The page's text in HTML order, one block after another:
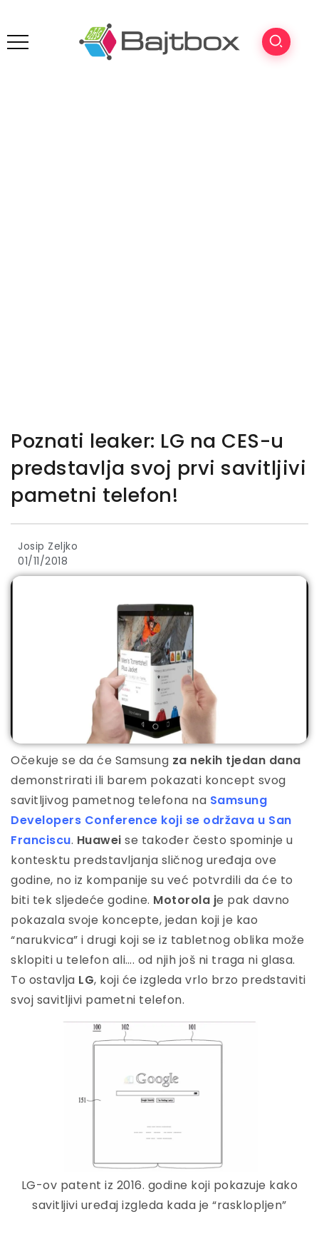
Poznati leaker: LG na CES-u
predstavlja svoj prvi savitljivi
pametni telefon!
Josip Zeljko
01/11/2018
Očekuje se da će Samsung za nekih tjedan dana
demonstrirati ili barem pokazati koncept svog
savitljivog pametnog telefona na Samsung
Developers Conference koji se održava u San
Franciscu. Huawei se također često spominje u
kontesktu predstavljanja sličnog uređaja ove
godine, no iz kompanije su već potvrdili da će to
biti tek sljedeće godine. Motorola je pak davno
pokazala svoje koncepte, jedan koji je kao
“narukvica” i drugi koji se iz tabletnog oblika može
sklopiti u telefon ali…. od njih još ni traga ni glasa.
To ostavlja LG, koji će izgleda vrlo brzo predstaviti
svoj savitljivi pametni telefon.
LG-ov patent iz 2016. godine koji pokazuje kako
savitljivi uređaj izgleda kada je “rasklopljen”